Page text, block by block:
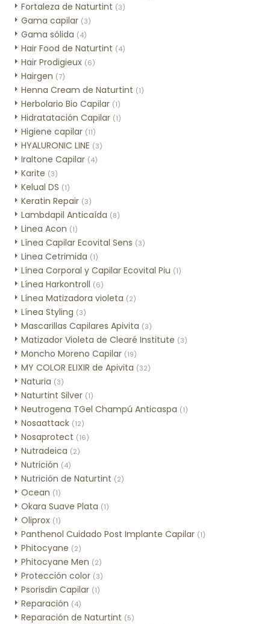
Fortaleza de Naturtint (3)
Gama capilar (3)
Gama sólida (4)
Hair Food de Naturtint (4)
Hair Prodigieux (6)
Hairgen (7)
Henna Cream de Naturtint (1)
Herbolario Bio Capilar (1)
Hidratatación Capilar (1)
Higiene capilar (11)
HYALURONIC LINE (3)
Iraltone Capilar (4)
Karite (3)
Kelual DS (1)
Keratin Repair (3)
Lambdapil Anticaída (8)
Linea Acon (1)
Línea Capilar Ecovital Sens (3)
Linea Cetrimida (1)
Línea Corporal y Capilar Ecovital Piu (1)
Línea Harkontroll (6)
Línea Matizadora violeta (2)
Línea Styling (3)
Mascarillas Capilares Apivita (3)
Matizador Violeta de Clearé Institute (3)
Moncho Moreno Capilar (19)
MY COLOR ELIXIR de Apivita (32)
Naturia (3)
Naturtint Silver (1)
Neutrogena TGel Champú Anticaspa (1)
Nosaattack (12)
Nosaprotect (16)
Nutradeica (2)
Nutrición (4)
Nutrición de Naturtint (2)
Ocean (1)
Okara Suave Plata (1)
Oliprox (1)
Panthenol Cuidado Post Implante Capilar (1)
Phitocyane (2)
Phitocyane Men (2)
Protección color (3)
Psorisdin Capilar (1)
Reparación (4)
Reparación de Naturtint (5)